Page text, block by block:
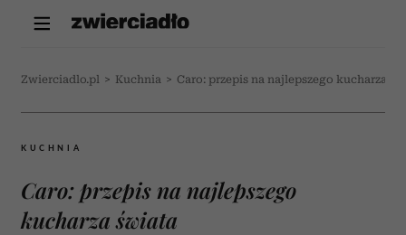
Zwierciadlo.pl > Kuchnia > Caro: przepis na najlepszego kucharza
KUCHNIA
Caro: przepis na najlepszego
kucharza świata